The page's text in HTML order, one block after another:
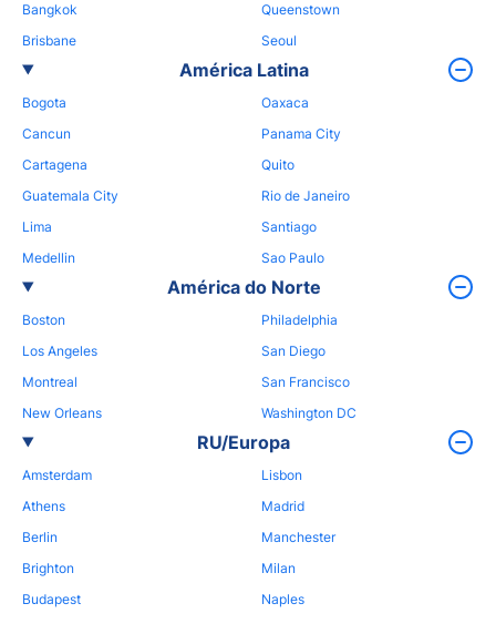
Bangkok
Brisbane
Queenstown
Seoul
América Latina
Bogota
Cancun
Cartagena
Guatemala City
Lima
Medellin
Oaxaca
Panama City
Quito
Rio de Janeiro
Santiago
Sao Paulo
América do Norte
Boston
Los Angeles
Montreal
New Orleans
Philadelphia
San Diego
San Francisco
Washington DC
RU/Europa
Amsterdam
Athens
Berlin
Brighton
Budapest
Lisbon
Madrid
Manchester
Milan
Naples